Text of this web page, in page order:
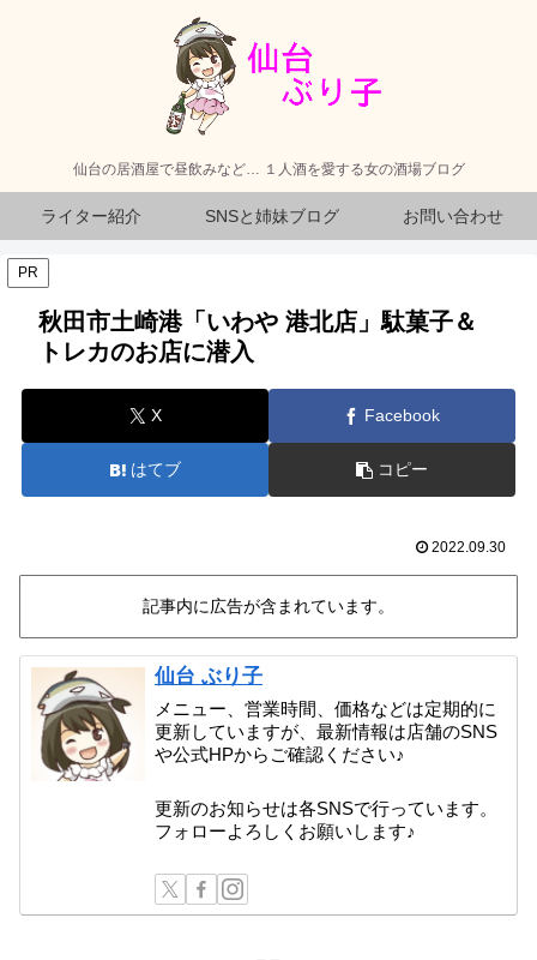
仙台の居酒屋で昼飲みなど… １人酒を愛する女の酒場ブログ
ライター紹介 SNSと姉妹ブログ お問い合わせ
PR
秋田市土崎港「いわや 港北店」駄菓子＆
トレカのお店に潜入
X Facebook
はてブ コピー
2022.09.30
記事内に広告が含まれています。
仙台 ぶり子
メニュー、営業時間、価格などは定期的に
更新していますが、最新情報は店舗のSNS
や公式HPからご確認ください♪
更新のお知らせは各SNSで行っています。
フォローよろしくお願いします♪